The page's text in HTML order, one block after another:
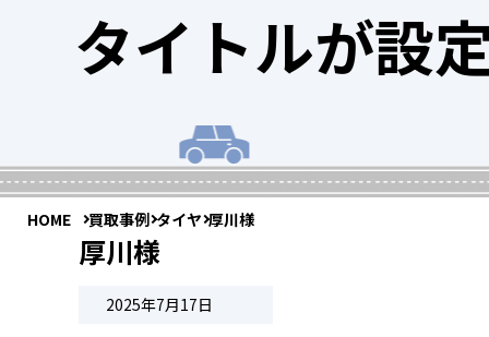
タイトルが設
HOME 買取事例 タイヤ 厚川様
厚川様
2025年7月17日